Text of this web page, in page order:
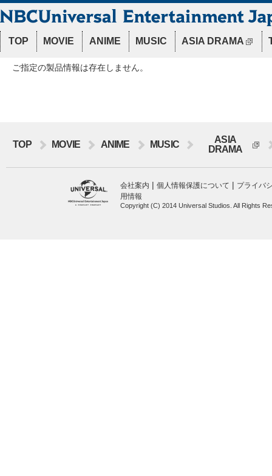
TOP MOVIE ANIME MUSIC ASIA DRAMA
ご指定の製品情報は存在しません。
TOP MOVIE ANIME MUSIC
ASIA
DRAMA
会社案内 | 個人情報保護について | プライバ
用情報
Copyright (C) 2014 Universal Studios. All Rights